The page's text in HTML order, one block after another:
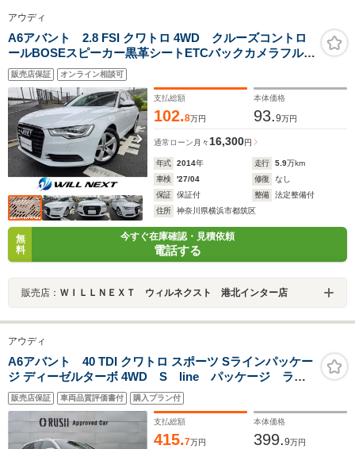
アウディ
A6アバント 2.8 FSI クワトロ 4WD クルーズコントロ
ールBOSEスピーカー黒革シートETCバックカメラフルセ
グTVBluetoothシートヒーター障害物センサーアイドリン
グストップ電動パーキングブレーキ
販売店保証 オンライン相談可
支払総額
102.8万円
本体価格
93.9万円
通常ローン 月々 16,300円
年式 2014年 走行 5.9万km
車検
'27/04 修復
なし
保証
保証付 整備
法定整備付
住所
神奈川県横浜市都筑区
無
料
今すぐ在庫確認・見積依頼
電話する
販売店： ＷＩＬＬＮＥＸＴ ウィルネクスト 港北インター店
アウディ
A6アバント 40 TDI クワトロ スポーツ Sラインパッケー
ジ ディーゼルターボ 4WD S line パッケージ ライ
ティングパッケージ 4ゾーンデラックスオートマチック
エアコンディショナー グレイシアホワイト シートヒ
ーター (リヤ) パークアシストパッケージ Apple
Car Play ナビ TV
販売店保証 車両品質評価書付 購入プラン付
支払総額
415.7万円
本体価格
399.9万円